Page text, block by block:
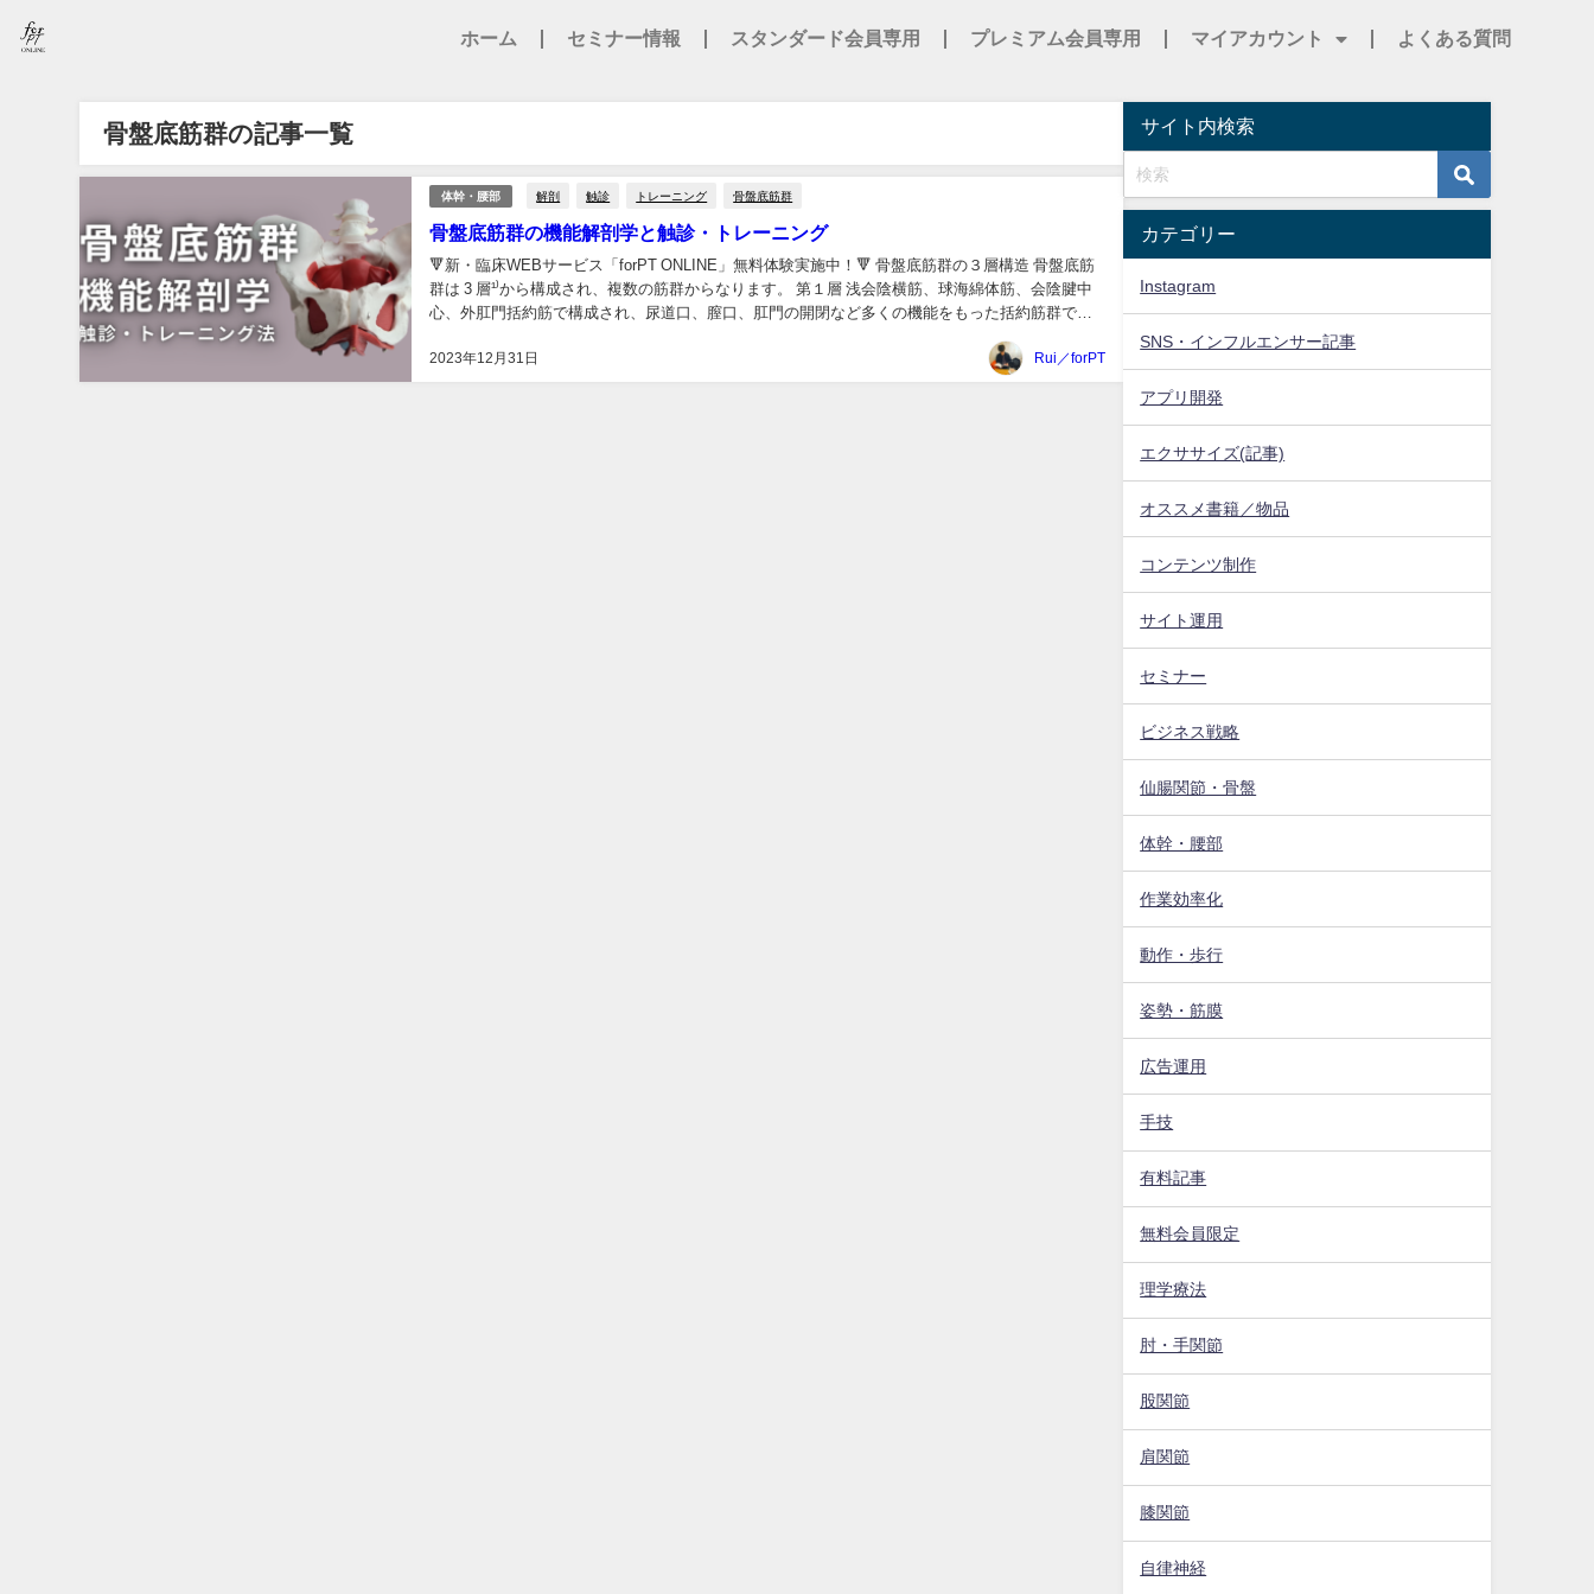
ホーム セミナー情報 スタンダード会員専用 プレミアム会員専用 マイアカウント よくある質問
骨盤底筋群の記事一覧
体幹・腰部 解剖 触診 トレーニング 骨盤底筋群
骨盤底筋群の機能解剖学と触診・トレーニング
2023年12月31日
🔻新・臨床WEBサービス「forPT ONLINE」無料体験実施中！🔻 骨盤底筋群の３層構造 骨盤底筋
群は 3 層¹⁾から構成され、複数の筋群からなります。 第１層 浅会陰横筋、球海綿体筋、会陰腱中
心、外肛門括約筋で構成され、尿道口、膣口、肛門の開閉など多くの機能をもった括約筋群で
Rui／forPT
サイト内検索
カテゴリー
Instagram
SNS・インフルエンサー記事
アプリ開発
エクササイズ(記事)
オススメ書籍／物品
コンテンツ制作
サイト運用
セミナー
ビジネス戦略
仙腸関節・骨盤
体幹・腰部
作業効率化
動作・歩行
姿勢・筋膜
広告運用
手技
有料記事
無料会員限定
理学療法
肘・手関節
股関節
肩関節
膝関節
自律神経